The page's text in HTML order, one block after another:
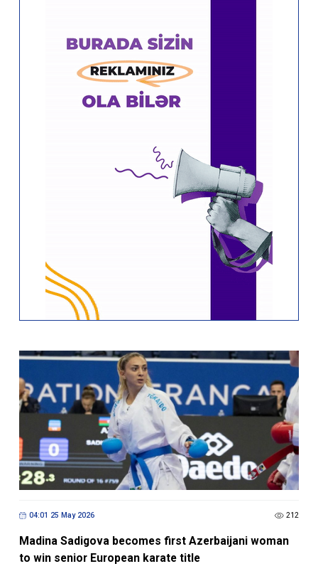
04:01 25 May 2026 212
Madina Sadigova becomes first Azerbaijani woman
to win senior European karate title